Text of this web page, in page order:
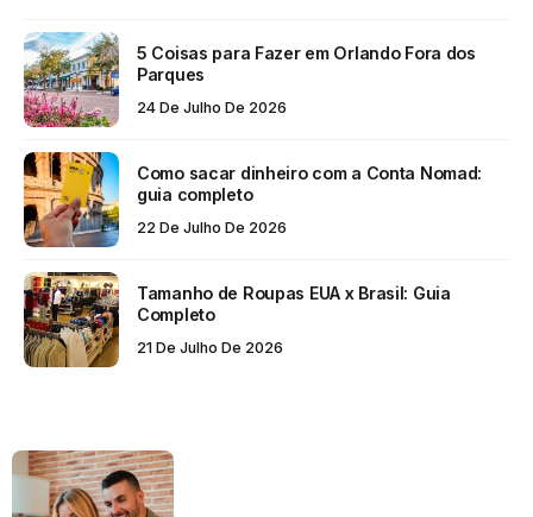
5 Coisas para Fazer em Orlando Fora dos
Parques
24 De Julho De 2026
Como sacar dinheiro com a Conta Nomad:
guia completo
22 De Julho De 2026
Tamanho de Roupas EUA x Brasil: Guia
Completo
21 De Julho De 2026